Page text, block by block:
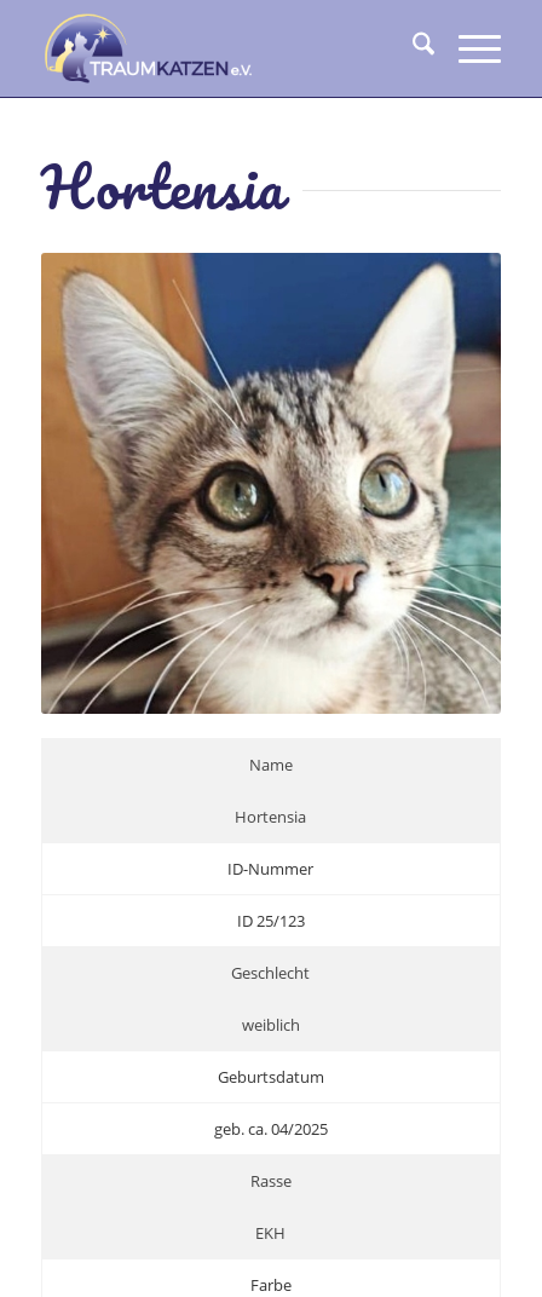
Hortensia
Name
Hortensia
ID-Nummer
ID 25/123
Geschlecht
weiblich
Geburtsdatum
geb. ca. 04/2025
Rasse
EKH
Farbe